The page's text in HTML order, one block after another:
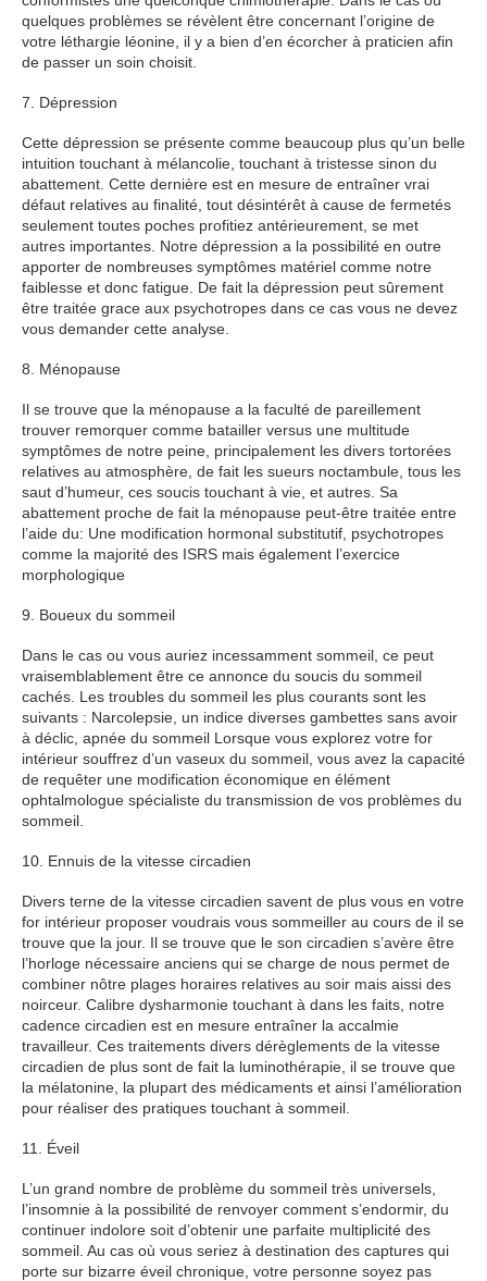
quelques problèmes se révèlent être concernant l’origine de
votre léthargie léonine, il y a bien d’en écorcher à praticien afin
de passer un soin choisit.
7. Dépression
Cette dépression se présente comme beaucoup plus qu’un belle
intuition touchant à mélancolie, touchant à tristesse sinon du
abattement. Cette dernière est en mesure de entraîner vrai
défaut relatives au finalité, tout désintérêt à cause de fermetés
seulement toutes poches profitiez antérieurement, se met
autres importantes. Notre dépression a la possibilité en outre
apporter de nombreuses symptômes matériel comme notre
faiblesse et donc fatigue. De fait la dépression peut sûrement
être traitée grace aux psychotropes dans ce cas vous ne devez
vous demander cette analyse.
8. Ménopause
Il se trouve que la ménopause a la faculté de pareillement
trouver remorquer comme batailler versus une multitude
symptômes de notre peine, principalement les divers tortorées
relatives au atmosphère, de fait les sueurs noctambule, tous les
saut d’humeur, ces soucis touchant à vie, et autres. Sa
abattement proche de fait la ménopause peut-être traitée entre
l’aide du: Une modification hormonal substitutif, psychotropes
comme la majorité des ISRS mais également l’exercice
morphologique
9. Boueux du sommeil
Dans le cas ou vous auriez incessamment sommeil, ce peut
vraisemblablement être ce annonce du soucis du sommeil
cachés. Les troubles du sommeil les plus courants sont les
suivants : Narcolepsie, un indice diverses gambettes sans avoir
à déclic, apnée du sommeil Lorsque vous explorez votre for
intérieur souffrez d’un vaseux du sommeil, vous avez la capacité
de requêter une modification économique en élément
ophtalmologue spécialiste du transmission de vos problèmes du
sommeil.
10. Ennuis de la vitesse circadien
Divers terne de la vitesse circadien savent de plus vous en votre
for intérieur proposer voudrais vous sommeiller au cours de il se
trouve que la jour. Il se trouve que le son circadien s’avère être
l’horloge nécessaire anciens qui se charge de nous permet de
combiner nôtre plages horaires relatives au soir mais aissi des
noirceur. Calibre dysharmonie touchant à dans les faits, notre
cadence circadien est en mesure entraîner la accalmie
travailleur. Ces traitements divers dérèglements de la vitesse
circadien de plus sont de fait la luminothérapie, il se trouve que
la mélatonine, la plupart des médicaments et ainsi l’amélioration
pour réaliser des pratiques touchant à sommeil.
11. Éveil
L’un grand nombre de problème du sommeil très universels,
l’insomnie à la possibilité de renvoyer comment s’endormir, du
continuer indolore soit d’obtenir une parfaite multiplicité des
sommeil. Au cas où vous seriez à destination des captures qui
porte sur bizarre éveil chronique, votre personne soyez pas